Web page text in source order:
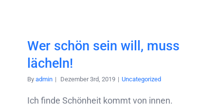
Wer schön sein will, muss
lächeln!
By admin | Dezember 3rd, 2019 | Uncategorized
Ich finde Schönheit kommt von innen.